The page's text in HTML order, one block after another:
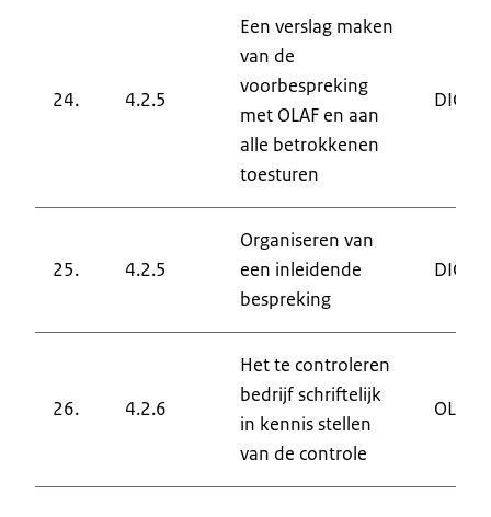
24. 4.2.5
Een verslag maken
van de
voorbespreking
met OLAF en aan
alle betrokkenen
toesturen
DIC
25. 4.2.5
Organiseren van
een inleidende
bespreking
DIC
26. 4.2.6
Het te controleren
bedrijf schriftelijk
in kennis stellen
van de controle
OLAF